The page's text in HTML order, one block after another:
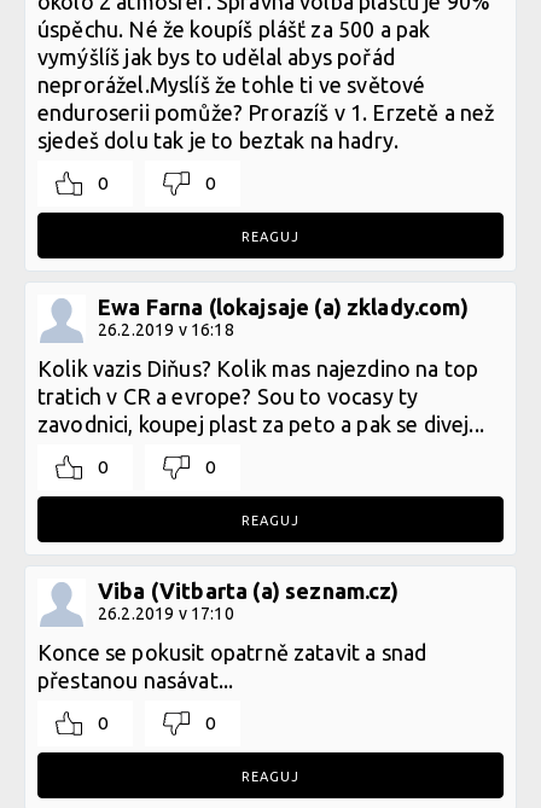
úspěchu. Né že koupíš plášť za 500 a pak
vymýšlíš jak bys to udělal abys pořád
neprorážel.Myslíš že tohle ti ve světové
enduroserii pomůže? Prorazíš v 1. Erzetě a než
sjedeš dolu tak je to beztak na hadry.
0 0
REAGUJ
Ewa Farna (lokajsaje (a) zklady.com)
26.2.2019 v 16:18
Kolik vazis Diňus? Kolik mas najezdino na top
tratich v CR a evrope? Sou to vocasy ty
zavodnici, koupej plast za peto a pak se divej...
0 0
REAGUJ
Viba (Vitbarta (a) seznam.cz)
26.2.2019 v 17:10
Konce se pokusit opatrně zatavit a snad
přestanou nasávat...
0 0
REAGUJ